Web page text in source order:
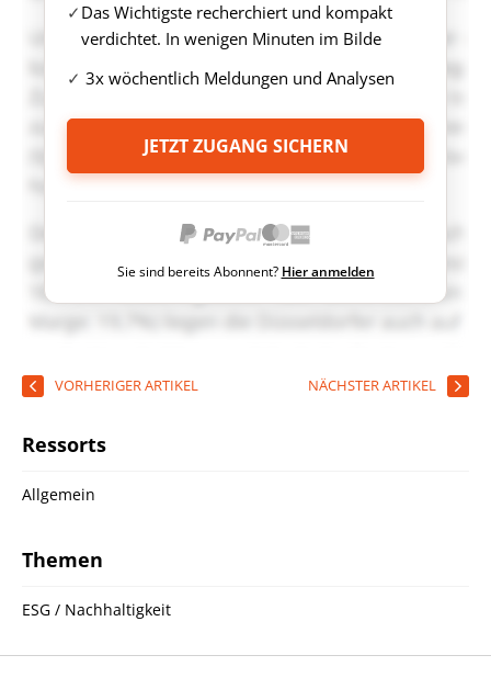
Das Wichtigste recherchiert und kompakt
verdichtet. In wenigen Minuten im Bilde
3x wöchentlich Meldungen und Analysen
JETZT ZUGANG SICHERN
Sie sind bereits Abonnent? Hier anmelden
VORHERIGER ARTIKEL NÄCHSTER ARTIKEL
Ressorts
Allgemein
Themen
ESG / Nachhaltigkeit